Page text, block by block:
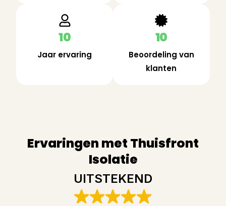
10
Jaar ervaring
10
Beoordeling van
klanten
Ervaringen met Thuisfront
Isolatie
UITSTEKEND